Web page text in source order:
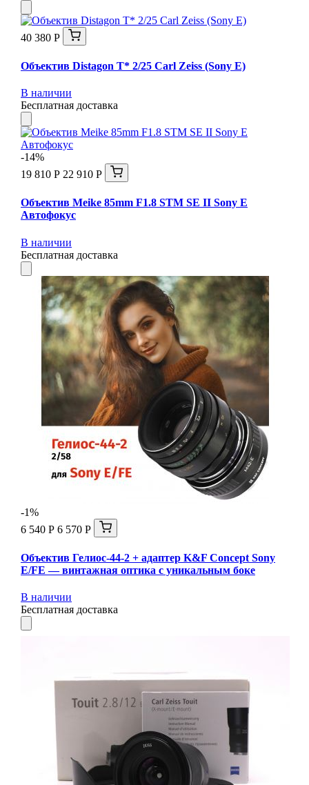
40 380 Р
Объектив Distagon T* 2/25 Carl Zeiss (Sony E)
В наличии
Бесплатная доставка
-14%
19 810 Р 22 910 Р
Объектив Meike 85mm F1.8 STM SE II Sony E
Автофокус
В наличии
Бесплатная доставка
-1%
6 540 Р 6 570 Р
Объектив Гелиос-44-2 + адаптер K&F Concept Sony
E/FE — винтажная оптика с уникальным боке
В наличии
Бесплатная доставка